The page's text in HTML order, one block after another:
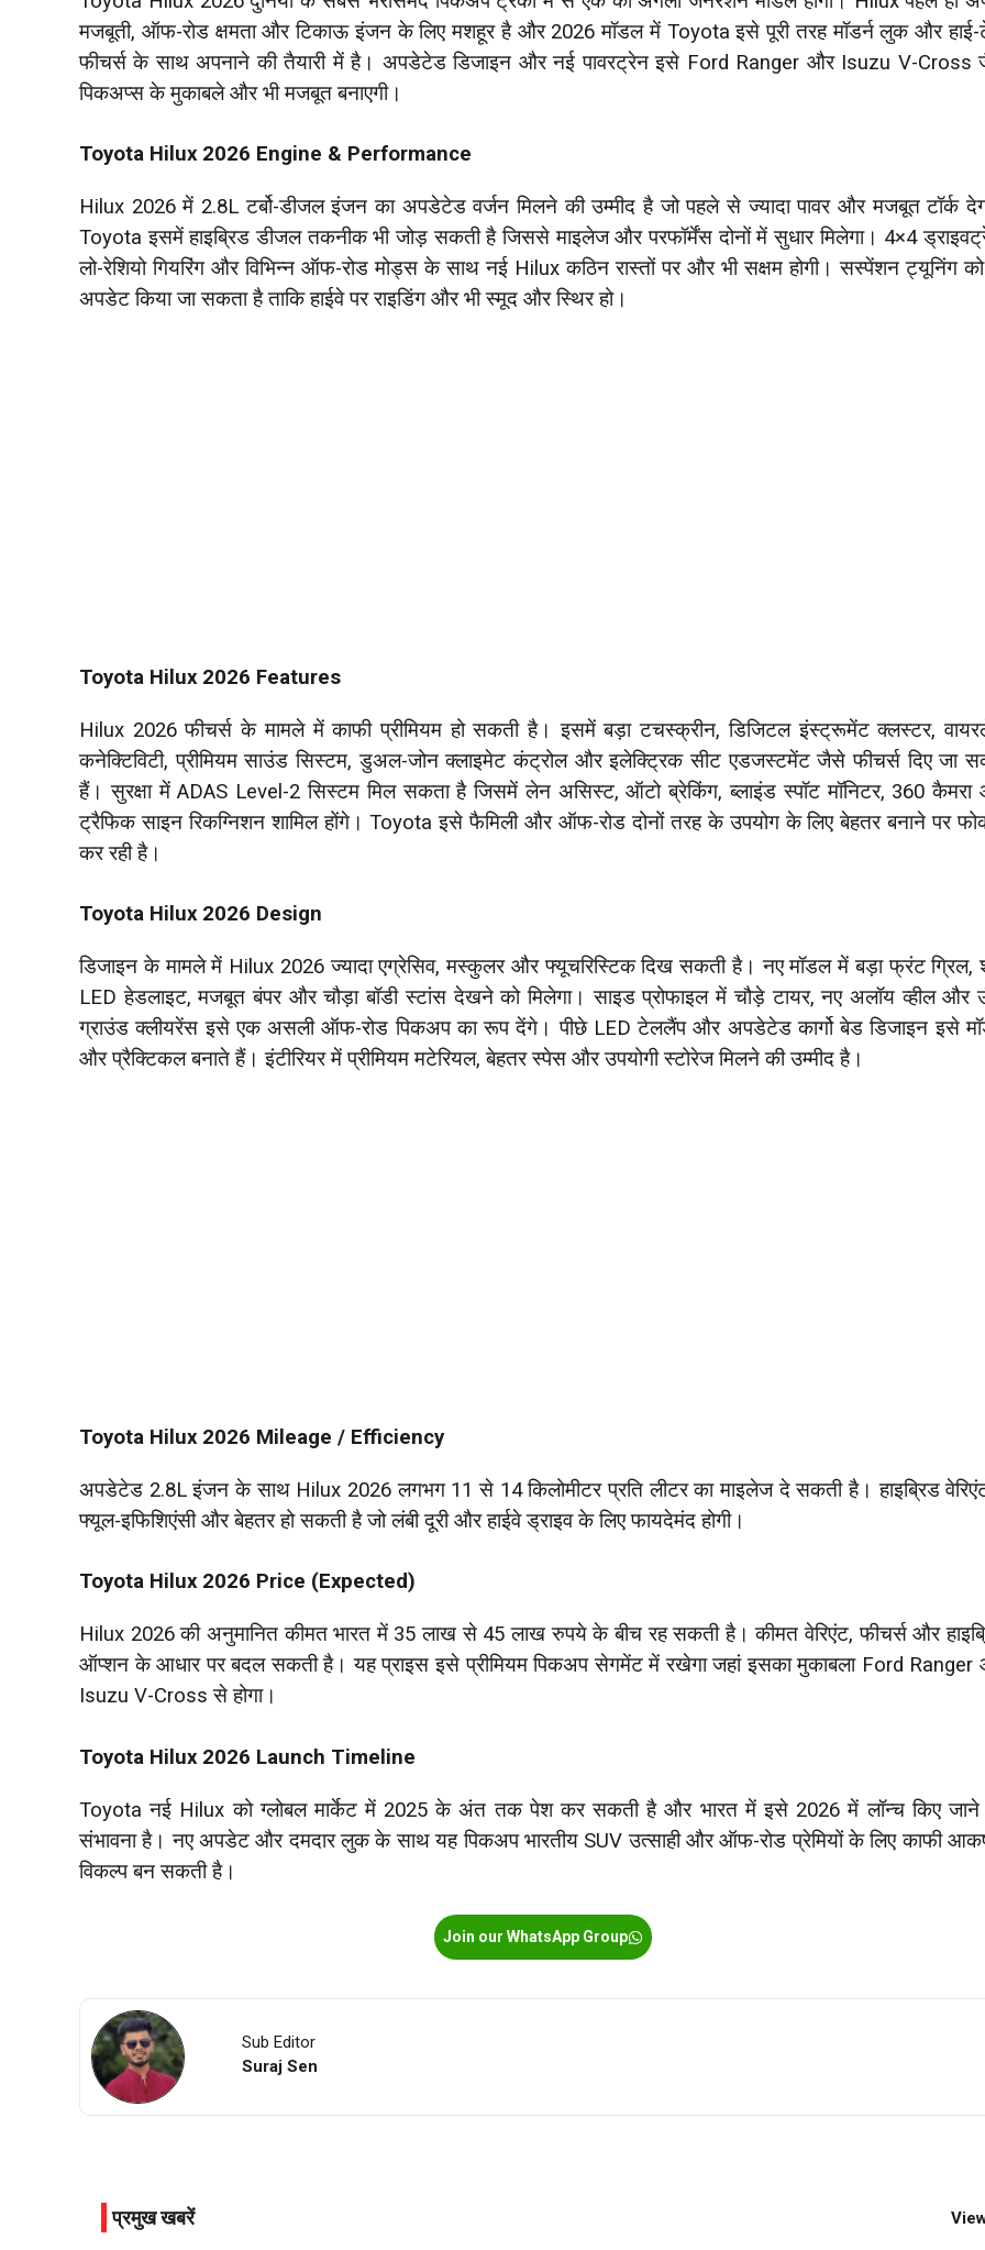
मजबूती, ऑफ-रोड क्षमता और टिकाऊ इंजन के लिए मशहूर है और 2026 मॉडल में Toyota इसे पूरी तरह मॉडर्न लुक और
फीचर्स के साथ अपनाने की तैयारी में है। अपडेटेड डिजाइन और नई पावरट्रेन इसे Ford Ranger और Isuzu V-Cross
पिकअप्स के मुकाबले और भी मजबूत बनाएगी।
Toyota Hilux 2026 Engine & Performance
Hilux 2026 में 2.8L टर्बो-डीजल इंजन का अपडेटेड वर्जन मिलने की उम्मीद है जो पहले से ज्यादा पावर और मजबूत टॉर्क
Toyota इसमें हाइब्रिड डीजल तकनीक भी जोड़ सकती है जिससे माइलेज और परफॉर्मेंस दोनों में सुधार मिलेगा। 4×4
लो-रेशियो गियरिंग और विभिन्न ऑफ-रोड मोड्स के साथ नई Hilux कठिन रास्तों पर और भी सक्षम होगी। सस्पेंशन ट्यूनिंग
अपडेट किया जा सकता है ताकि हाईवे पर राइडिंग और भी स्मूद और स्थिर हो।
Toyota Hilux 2026 Features
Hilux 2026 फीचर्स के मामले में काफी प्रीमियम हो सकती है। इसमें बड़ा टचस्क्रीन, डिजिटल इंस्ट्रूमेंट क्लस्टर,
कनेक्टिविटी, प्रीमियम साउंड सिस्टम, डुअल-जोन क्लाइमेट कंट्रोल और इलेक्ट्रिक सीट एडजस्टमेंट जैसे फीचर्स दिए जा
हैं। सुरक्षा में ADAS Level-2 सिस्टम मिल सकता है जिसमें लेन असिस्ट, ऑटो ब्रेकिंग, ब्लाइंड स्पॉट मॉनिटर, 360 कैमरा
ट्रैफिक साइन रिकग्निशन शामिल होंगे। Toyota इसे फैमिली और ऑफ-रोड दोनों तरह के उपयोग के लिए बेहतर बनाने पर
कर रही है।
Toyota Hilux 2026 Design
डिजाइन के मामले में Hilux 2026 ज्यादा एग्रेसिव, मस्कुलर और फ्यूचरिस्टिक दिख सकती है। नए मॉडल में बड़ा फ्रंट ग्रिल,
LED हेडलाइट, मजबूत बंपर और चौड़ा बॉडी स्टांस देखने को मिलेगा। साइड प्रोफाइल में चौड़े टायर, नए अलॉय व्हील और
ग्राउंड क्लीयरेंस इसे एक असली ऑफ-रोड पिकअप का रूप देंगे। पीछे LED टेललैंप और अपडेटेड कार्गो बेड डिजाइन इसे
और प्रैक्टिकल बनाते हैं। इंटीरियर में प्रीमियम मटेरियल, बेहतर स्पेस और उपयोगी स्टोरेज मिलने की उम्मीद है।
Toyota Hilux 2026 Mileage / Efficiency
अपडेटेड 2.8L इंजन के साथ Hilux 2026 लगभग 11 से 14 किलोमीटर प्रति लीटर का माइलेज दे सकती है। हाइब्रिड
फ्यूल-इफिशिएंसी और बेहतर हो सकती है जो लंबी दूरी और हाईवे ड्राइव के लिए फायदेमंद होगी।
Toyota Hilux 2026 Price (Expected)
Hilux 2026 की अनुमानित कीमत भारत में 35 लाख से 45 लाख रुपये के बीच रह सकती है। कीमत वेरिएंट, फीचर्स और
ऑप्शन के आधार पर बदल सकती है। यह प्राइस इसे प्रीमियम पिकअप सेगमेंट में रखेगा जहां इसका मुकाबला Ford Ranger
Isuzu V-Cross से होगा।
Toyota Hilux 2026 Launch Timeline
Toyota नई Hilux को ग्लोबल मार्केट में 2025 के अंत तक पेश कर सकती है और भारत में इसे 2026 में लॉन्च किए जाने
संभावना है। नए अपडेट और दमदार लुक के साथ यह पिकअप भारतीय SUV उत्साही और ऑफ-रोड प्रेमियों के लिए काफी
विकल्प बन सकती है।
Join our WhatsApp Group
Sub Editor
Suraj Sen
प्रमुख खबरें